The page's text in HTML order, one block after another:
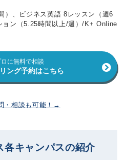
）、ビジネス英語 8レッスン（週6
ョン（5.25時間以上/週）/K+ Online
に無料で相談
ング予約はこちら
・相談も可能！→
各キャンパスの紹介